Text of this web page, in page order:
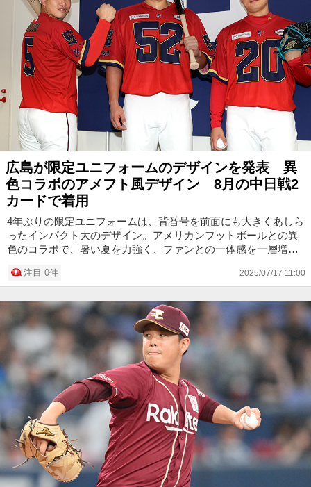
広島が限定ユニフォームのデザインを発表 異
色コラボのアメフト風デザイン 8月の中日戦2
カードで着用
4年ぶりの限定ユニフォームは、背番号を前面にも大きくあしら
ったインパクト大のデザイン。アメリカンフットボールとの異
色のコラボで、暑い夏を力強く、ファンとの一体感を一層増し
語った小園...
注目 0件 2025/07/17 11:00